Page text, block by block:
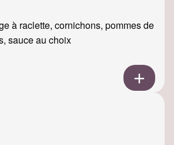
à raclette, cornichons, pommes de
sauce au choix